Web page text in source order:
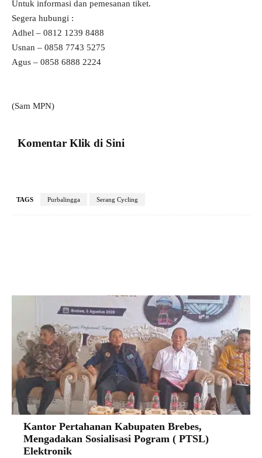
Untuk informasi dan pemesanan tiket.
Segera hubungi :
Adhel – 0812 1239 8488
Usnan – 0858 7743 5275
Agus – 0858 6888 2224
(Sam MPN)
Komentar Klik di Sini
TAGS Purbalingga Serang Cycling
Kantor Pertahanan Kabupaten Brebes,
Mengadakan Sosialisasi Pogram ( PTSL)
Elektronik